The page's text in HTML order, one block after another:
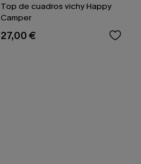
Top de cuadros vichy Happy
Camper
27,00 €